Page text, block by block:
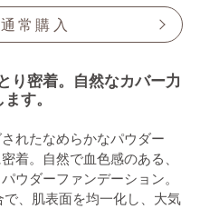
通常購入
り密着。自然なカバー力
す。
れたなめらかなパウダー
着。自然で血色感のある、
ウダーファンデーション。
、肌表面を均一化し、大気